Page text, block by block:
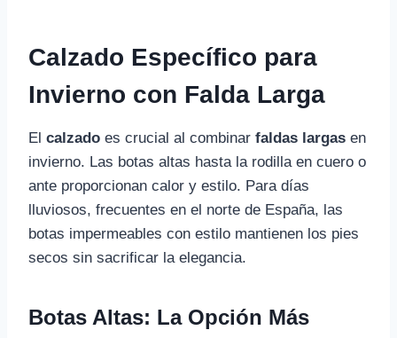
Calzado Específico para
Invierno con Falda Larga
El calzado es crucial al combinar faldas largas en
invierno. Las botas altas hasta la rodilla en cuero o
ante proporcionan calor y estilo. Para días
lluviosos, frecuentes en el norte de España, las
botas impermeables con estilo mantienen los pies
secos sin sacrificar la elegancia.
Botas Altas: La Opción Más